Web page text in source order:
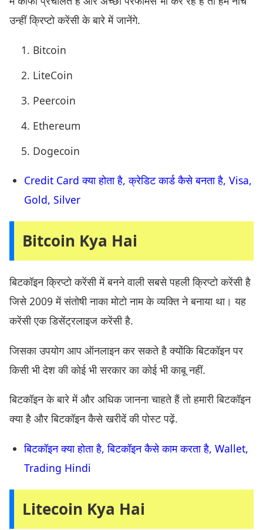
उन्हीं क्रिप्टो करेंसी के बारे में जानेंगे.
Bitcoin
LiteCoin
Peercoin
Ethereum
Dogecoin
Credit Card क्या होता है, क्रेडिट कार्ड कैसे बनता है, Visa,
Gold, Silver
Bitcoin Kya Hai
बिटकॉइन क्रिप्टो करेंसी में बनने वाली सबसे पहली क्रिप्टो करेंसी है
जिसे 2009 में संतोषी नाका मोटो नाम के व्यक्ति ने बनाया था। यह
करेंसी एक डिसेंट्रलाइज करेंसी है.
जिसका उपयोग आप ऑनलाइन कर सकते है क्योंकि बिटकॉइन पर
किसी भी देश की कोई भी सरकार का कोई भी काबू नहीं.
बिटकॉइन के बारे में और अधिक जानना चाहते हैं तो हमारी बिटकॉइन
क्या है और बिटकॉइन कैसे खरीदें की पोस्ट पढ़ें.
बिटकॉइन क्या होता है, बिटकॉइन कैसे काम करता है, Wallet,
Trading Hindi
Litecoin Kya Hai